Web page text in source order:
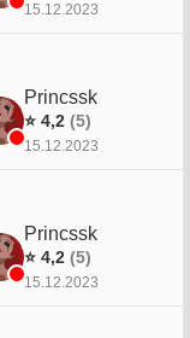
15.12.2023
Princssk
⭐ 4,2 (5)
15.12.2023
Princssk
⭐ 4,2 (5)
15.12.2023